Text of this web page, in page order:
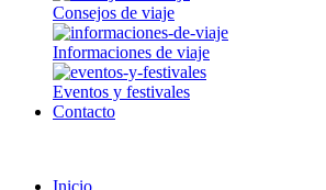
Consejos de viaje
Informaciones de viaje
Eventos y festivales
Contacto
Inicio